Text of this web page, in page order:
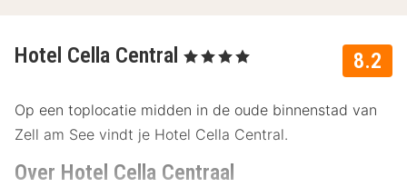
8.2
Hotel Cella Central , 4 Sterren
Op een toplocatie midden in de oude binnenstad van
Zell am See vindt je Hotel Cella Central.
Over Hotel Cella Centraal